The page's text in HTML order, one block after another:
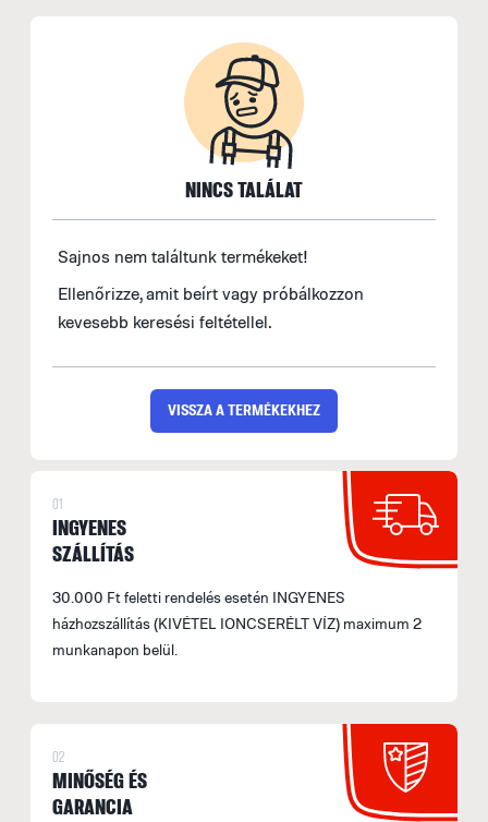
NINCS TALÁLAT
Sajnos nem találtunk termékeket!
Ellenőrizze, amit beírt vagy próbálkozzon
kevesebb keresési feltétellel.
VISSZA A TERMÉKEKHEZ
01
INGYENES
SZÁLLÍTÁS
30.000 Ft feletti rendelés esetén INGYENES
házhozszállítás (KIVÉTEL IONCSERÉLT VÍZ) maximum 2
munkanapon belül.
02
MINŐSÉG ÉS
GARANCIA